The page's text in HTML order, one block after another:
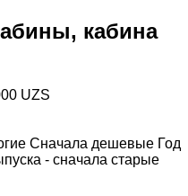
кабина
UZS
Сначала дешевые Год
- сначала старые